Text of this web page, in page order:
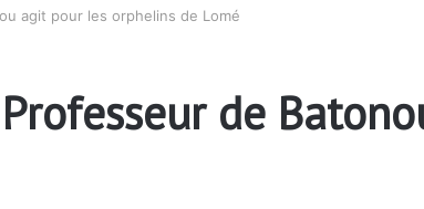
agit pour les orphelins de Lomé
de